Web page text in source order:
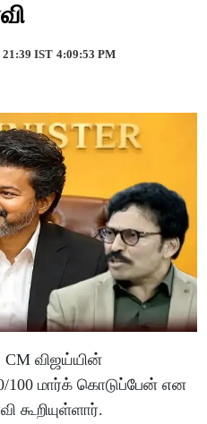
21:39 IST 4:09:53 PM
CM விஜய்யின்
100 மார்க் கொடுப்பேன் என
கூறியுள்ளார்.